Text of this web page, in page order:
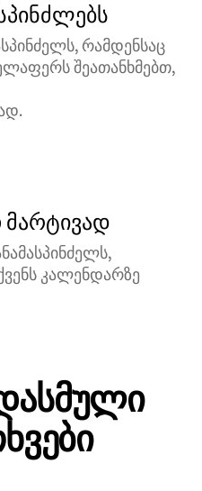
რამდენსაც
შეათანხმებთ,
კალენდარზე